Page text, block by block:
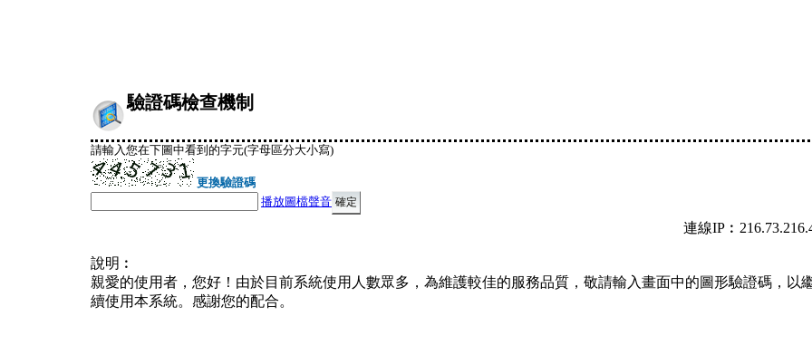
驗證碼檢查機制
請輸入您在下圖中看到的字元(字母區分大小寫)
更換驗證碼
播放圖檔聲音
連線
說明︰
親愛的使用者，您好！由於目前系統使用人數眾多，為維護較佳的服務品質，敬請輸入畫面中的圖形驗證碼，以
續使用本系統。感謝您的配合。